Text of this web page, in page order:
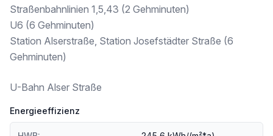
Klinik <500m
Krankenhaus <500m
Kinder & Schulen
Schule <500m
Höhere Schule <500m
Nahversorgung
Straßenbahnlinien 1,5,43 (2 Gehminuten)
U6 (6 Gehminuten)
Station Alserstraße, Station Josefstädter Straße (6
Gehminuten)
U-Bahn Alser Straße
Energieeffizienz